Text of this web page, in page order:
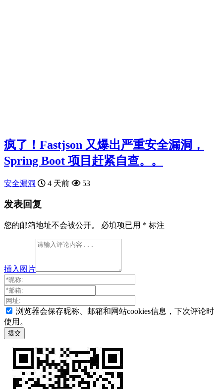
疯了！Fastjson 又爆出严重安全漏洞，
Spring Boot 项目赶紧自查。。
安全漏洞 4 天前 53
发表回复
您的邮箱地址不会被公开。 必填项已用 * 标注
插入图片
浏览器会保存昵称、邮箱和网站cookies信息，下次评论时
使用。